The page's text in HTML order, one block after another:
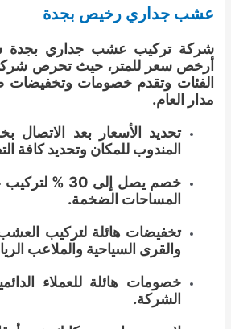
عشب جداري رخيص بجدة
شركة تركيب عشب جداري بجدة
أرخص سعر للمتر، حيث تحرص
الفئات وتقدم خصومات
مدار العام.
تحديد الأسعار بعد الاتصال
المندوب للمكان وتحديد كافة
خصم يصل إلى
المساحات الضخمة.
تخفيضات هائلة لتركيب العشب
والقرى السياحية والملاعب
خصومات هائلة للعملاء
الشركة.